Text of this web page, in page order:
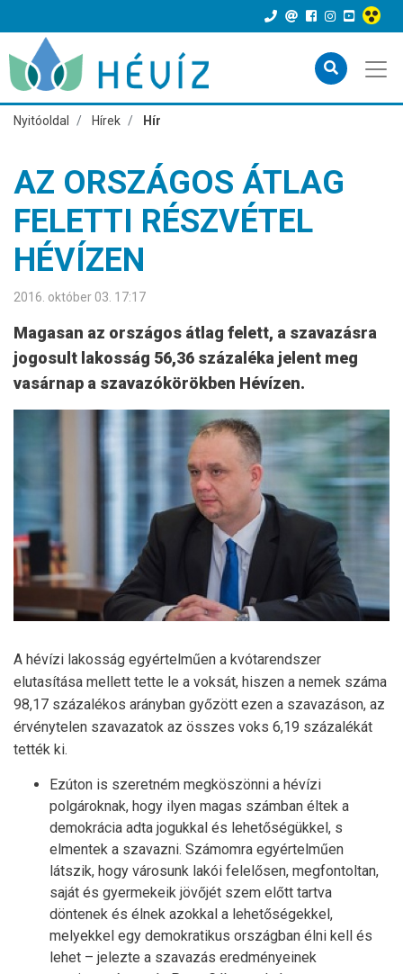
Nyitóoldal Hírek Hír
AZ ORSZÁGOS ÁTLAG
FELETTI RÉSZVÉTEL
HÉVÍZEN
2016. október 03. 17:17
Magasan az országos átlag felett, a szavazásra
jogosult lakosság 56,36 százaléka jelent meg
vasárnap a szavazókörökben Hévízen.
A hévízi lakosság egyértelműen a kvótarendszer
elutasítása mellett tette le a voksát, hiszen a nemek száma
98,17 százalékos arányban győzött ezen a szavazáson, az
érvénytelen szavazatok az összes voks 6,19 százalékát
tették ki.
Ezúton is szeretném megköszönni a hévízi
polgároknak, hogy ilyen magas számban éltek a
demokrácia adta jogukkal és lehetőségükkel, s
elmentek a szavazni. Számomra egyértelműen
látszik, hogy városunk lakói felelősen, megfontoltan,
saját és gyermekeik jövőjét szem előtt tartva
döntenek és élnek azokkal a lehetőségekkel,
melyekkel egy demokratikus országban élni kell és
lehet – jelezte a szavazás eredményeinek